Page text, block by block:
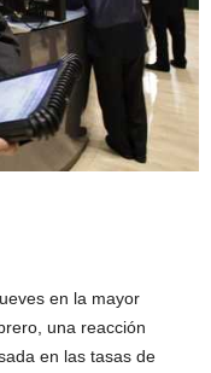
en la mayor
una reacción
en las tasas de